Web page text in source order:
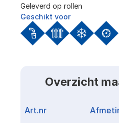
Geleverd op rollen
Geschikt voor
Overzicht
Art.nr